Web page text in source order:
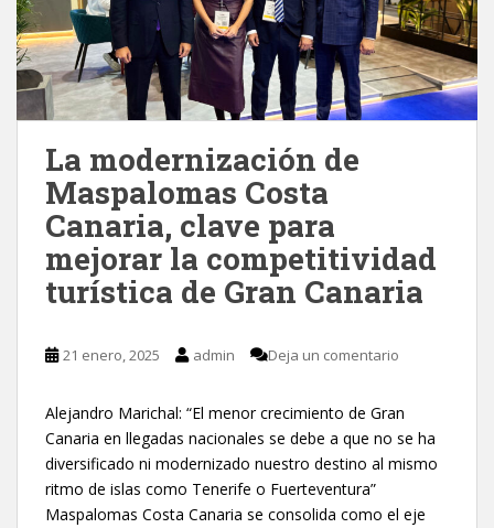
La modernización de
Maspalomas Costa
Canaria, clave para
mejorar la competitividad
turística de Gran Canaria
21 enero, 2025 admin Deja un comentario
Alejandro Marichal: “El menor crecimiento de Gran
Canaria en llegadas nacionales se debe a que no se ha
diversificado ni modernizado nuestro destino al mismo
ritmo de islas como Tenerife o Fuerteventura”
Maspalomas Costa Canaria se consolida como el eje